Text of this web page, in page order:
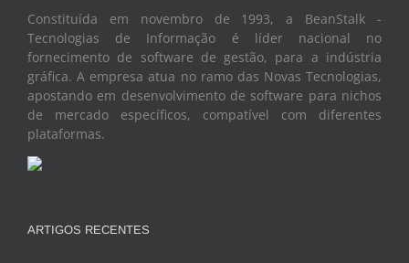
Constituída em novembro de 1993, a BeanStalk -
Tecnologias de Informação é líder nacional no
fornecimento de software de gestão, para a indústria
gráfica. A empresa atua no ramo das Novas Tecnologias,
apostando em desenvolvimento de software para nichos
de mercado específicos, compatível com diferentes
plataformas.
ARTIGOS RECENTES